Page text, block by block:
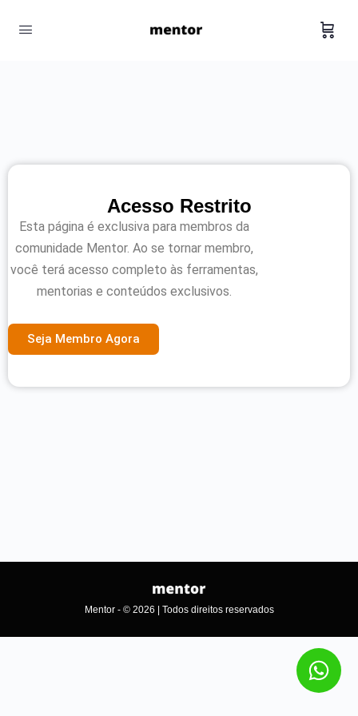
Acesso Restrito
Esta página é exclusiva para membros da
comunidade Mentor. Ao se tornar membro,
você terá acesso completo às ferramentas,
mentorias e conteúdos exclusivos.
Seja Membro Agora
Mentor - © 2026 | Todos direitos reservados